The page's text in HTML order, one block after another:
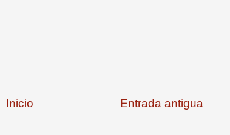
Entrada antigua
Inicio